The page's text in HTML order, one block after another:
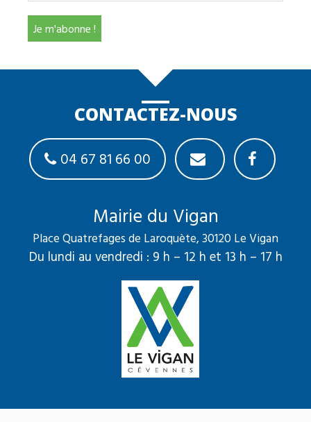
CONTACTEZ-NOUS
04 67 81 66 00
Mairie du Vigan
Place Quatrefages de Laroquète, 30120 Le Vigan
Du lundi au vendredi : 9 h – 12 h et 13 h – 17 h